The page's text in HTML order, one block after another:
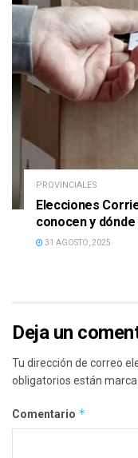
PROVINCIALES
Elecciones
conocen y
31 AGOSTO, 2025
Deja un
Tu dirección de correo
obligatorios están
Comentario *